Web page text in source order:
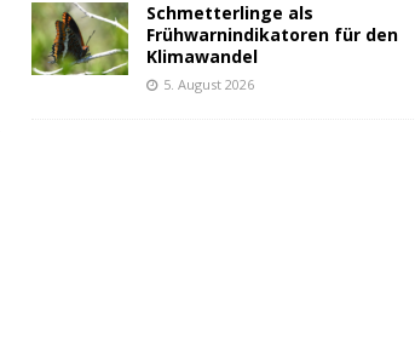
Schmetterlinge als
Frühwarnindikatoren für den
Klimawandel
5. August 2026